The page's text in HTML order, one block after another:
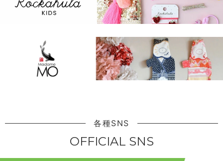
各種SNS
OFFICIAL SNS